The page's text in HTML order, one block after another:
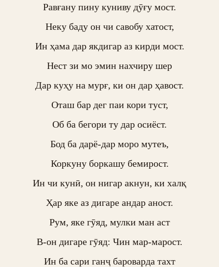
Равғану пину куниву дӯғу мост.
Неку баду он чи савобу хатост,
Ин ҳама дар якдигар аз кирди мост.
Нест зи мо эмин нахчиру шер
Дар куҳу на мурғ, ки он дар ҳавост.
Оташ бар дег паи кори туст,
Об ба бегори ту дар осиёст.
Бод ба дарё-дар моро мутеъ,
Коркуну боркашу бемирост.
Ин чи кунӣ, он нигар акнун, ки халқ
Ҳар яке аз дигаре андар аност.
Рум, яке гӯяд, мулки ман аст
В-он дигаре гӯяд: Чин мар-марост.
Ин ба сари ганҷ бароварда тахт